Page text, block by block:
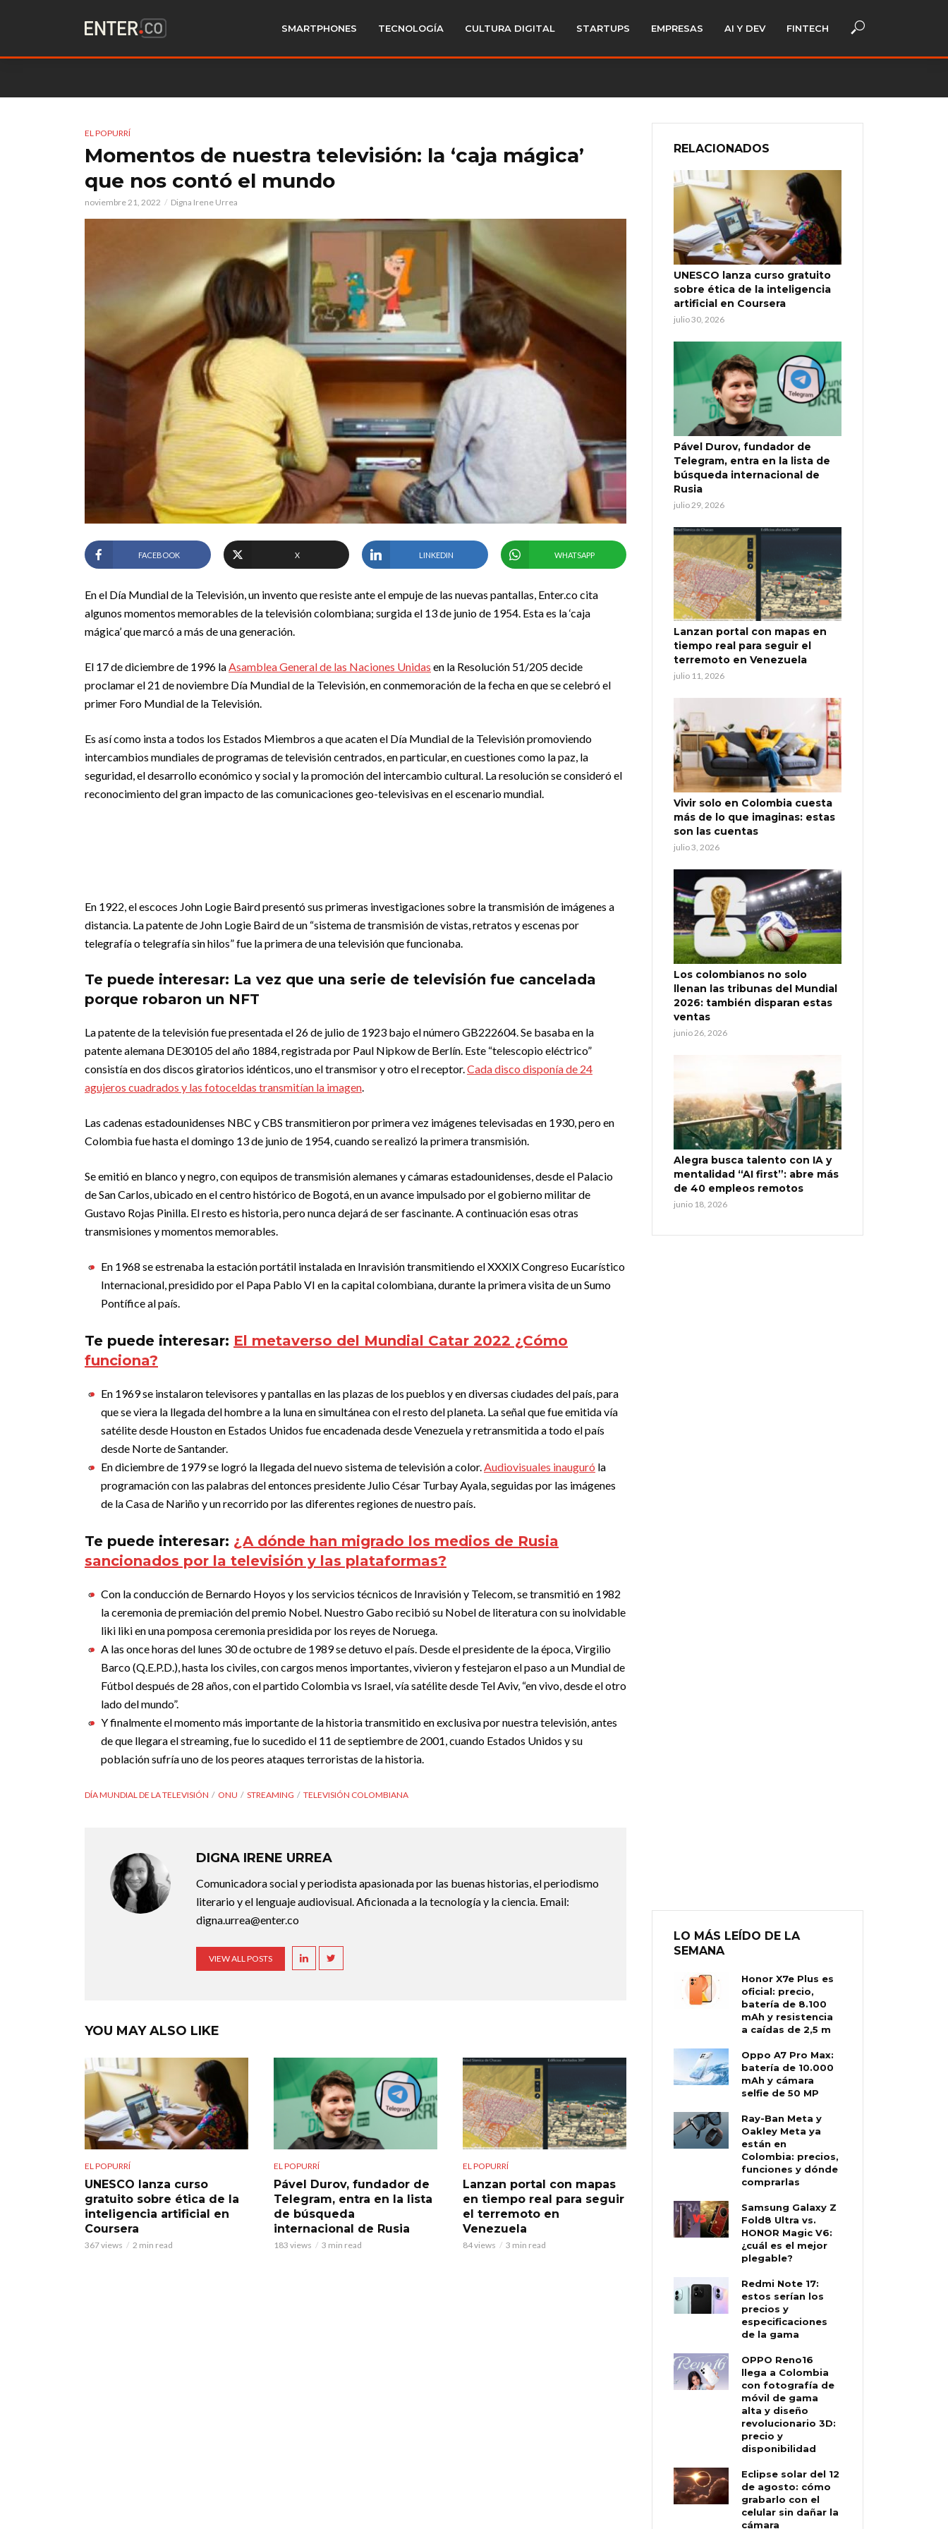
SMARTPHONES TECNOLOGÍA CULTURA DIGITAL STARTUPS EMPRESAS AI Y DEV FINTECH
EL POPURRÍ
Momentos de nuestra televisión: la ‘caja mágica’
que nos contó el mundo
noviembre 21, 2022 Digna Irene Urrea
FACEBOOK X LINKEDIN WHATSAPP
En el Día Mundial de la Televisión, un invento que resiste ante el empuje de las nuevas pantallas, Enter.co cita
algunos momentos memorables de la televisión colombiana; surgida el 13 de junio de 1954. Esta es la ‘caja
mágica’ que marcó a más de una generación.
El 17 de diciembre de 1996 laAsamblea General de las Naciones Unidas en la Resolución 51/205 decide
proclamar el 21 de noviembre Día Mundial de la Televisión, en conmemoración de la fecha en que se celebró el
primer Foro Mundial de la Televisión.
Es así como insta a todos los Estados Miembros a que acaten el Día Mundial de la Televisión promoviendo
intercambios mundiales de programas de televisión centrados, en particular, en cuestiones como la paz, la
seguridad, el desarrollo económico y social y la promoción del intercambio cultural. La resolución se consideró el
reconocimiento del gran impacto de las comunicaciones geo-televisivas en el escenario mundial.
En 1922, el escoces John Logie Baird presentó sus primeras investigaciones sobre la transmisión de imágenes a
distancia. La patente de John Logie Baird de un “sistema de transmisión de vistas, retratos y escenas por
telegrafía o telegrafía sin hilos” fue la primera de una televisión que funcionaba.
Te puede interesar: La vez que una serie de televisión fue cancelada
porque robaron un NFT
La patente de la televisión fue presentada el 26 de julio de 1923 bajo el número GB222604. Se basaba en la
patente alemana DE30105 del año 1884, registrada por Paul Nipkow de Berlín. Este “telescopio eléctrico”
consistía en dos discos giratorios idénticos, uno el transmisor y otro el receptor.Cada disco disponía de 24
agujeros cuadrados y las fotoceldas transmitían la imagen.
Las cadenas estadounidenses NBC y CBS transmitieron por primera vez imágenes televisadas en 1930, pero en
Colombia fue hasta el domingo 13 de junio de 1954, cuando se realizó la primera transmisión.
Se emitió en blanco y negro, con equipos de transmisión alemanes y cámaras estadounidenses, desde el Palacio
de San Carlos, ubicado en el centro histórico de Bogotá, en un avance impulsado por el gobierno militar de
Gustavo Rojas Pinilla. El resto es historia, pero nunca dejará de ser fascinante. A continuación esas otras
transmisiones y momentos memorables.
En 1968 se estrenaba la estación portátil instalada en Inravisión transmitiendo el XXXIX Congreso Eucarístico
Internacional, presidido por el Papa Pablo VI en la capital colombiana, durante la primera visita de un Sumo
Pontífice al país.
Te puede interesar: El metaverso del Mundial Catar 2022 ¿Cómo
funciona?
En 1969 se instalaron televisores y pantallas en las plazas de los pueblos y en diversas ciudades del país, para
que se viera la llegada del hombre a la luna en simultánea con el resto del planeta. La señal que fue emitida vía
satélite desde Houston en Estados Unidos fue encadenada desde Venezuela y retransmitida a todo el país
desde Norte de Santander.
En diciembre de 1979 se logró la llegada del nuevo sistema de televisión a color.Audiovisuales inauguró la
programación con las palabras del entonces presidente Julio César Turbay Ayala, seguidas por las imágenes
de la Casa de Nariño y un recorrido por las diferentes regiones de nuestro país.
Te puede interesar: ¿A dónde han migrado los medios de Rusia
sancionados por la televisión y las plataformas?
Con la conducción de Bernardo Hoyos y los servicios técnicos de Inravisión y Telecom, se transmitió en 1982
la ceremonia de premiación del premio Nobel. Nuestro Gabo recibió su Nobel de literatura con su inolvidable
liki liki en una pomposa ceremonia presidida por los reyes de Noruega.
A las once horas del lunes 30 de octubre de 1989 se detuvo el país. Desde el presidente de la época, Virgilio
Barco (Q.E.P.D.), hasta los civiles, con cargos menos importantes, vivieron y festejaron el paso a un Mundial de
Fútbol después de 28 años, con el partido Colombia vs Israel, vía satélite desde Tel Aviv, “en vivo, desde el otro
lado del mundo”.
Y finalmente el momento más importante de la historia transmitido en exclusiva por nuestra televisión, antes
de que llegara el streaming, fue lo sucedido el 11 de septiembre de 2001, cuando Estados Unidos y su
población sufría uno de los peores ataques terroristas de la historia.
DÍA MUNDIAL DE LA TELEVISIÓN ONU STREAMING TELEVISIÓN COLOMBIANA
DIGNA IRENE URREA
Comunicadora social y periodista apasionada por las buenas historias, el periodismo
literario y el lenguaje audiovisual. Aficionada a la tecnología y la ciencia. Email:
digna.urrea@enter.co
VIEW ALL POSTS
YOU MAY ALSO LIKE
EL POPURRÍ
UNESCO lanza curso
gratuito sobre ética de la
inteligencia artificial en
Coursera
367 views 2 min read
EL POPURRÍ
Pável Durov, fundador de
Telegram, entra en la lista
de búsqueda
internacional de Rusia
183 views 3 min read
EL POPURRÍ
Lanzan portal con mapas
en tiempo real para seguir
el terremoto en
Venezuela
84 views 3 min read
RELACIONADOS
UNESCO lanza curso gratuito
sobre ética de la inteligencia
artificial en Coursera
julio 30, 2026
Pável Durov, fundador de
Telegram, entra en la lista de
búsqueda internacional de
Rusia
julio 29, 2026
Lanzan portal con mapas en
tiempo real para seguir el
terremoto en Venezuela
julio 11, 2026
Vivir solo en Colombia cuesta
más de lo que imaginas: estas
son las cuentas
julio 3, 2026
Los colombianos no solo
llenan las tribunas del Mundial
2026: también disparan estas
ventas
junio 26, 2026
Alegra busca talento con IA y
mentalidad “AI first”: abre más
de 40 empleos remotos
junio 18, 2026
LO MÁS LEÍDO DE LA
SEMANA
Honor X7e Plus es
oficial: precio,
batería de 8.100
mAh y resistencia
a caídas de 2,5 m
Oppo A7 Pro Max:
batería de 10.000
mAh y cámara
selfie de 50 MP
Ray-Ban Meta y
Oakley Meta ya
están en
Colombia: precios,
funciones y dónde
comprarlas
Samsung Galaxy Z
Fold8 Ultra vs.
HONOR Magic V6:
¿cuál es el mejor
plegable?
Redmi Note 17:
estos serían los
precios y
especificaciones
de la gama
OPPO Reno16
llega a Colombia
con fotografía de
móvil de gama
alta y diseño
revolucionario 3D:
precio y
disponibilidad
Eclipse solar del 12
de agosto: cómo
grabarlo con el
celular sin dañar la
cámara